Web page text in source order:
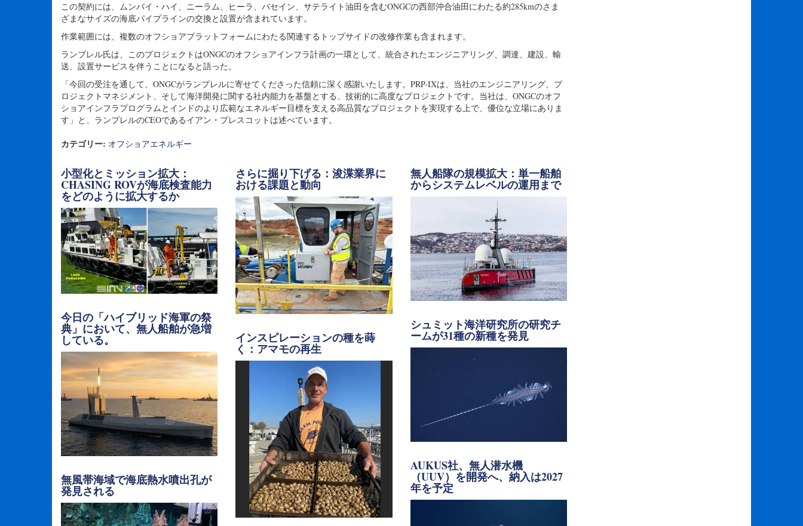
この契約には、ムンバイ・ハイ、ニーラム、ヒーラ、バセイン、サテライト油田を含むONGCの西部沖合油田にわたる約285kmのさま
ざまなサイズの海底パイプラインの交換と設置が含まれています。
作業範囲には、複数のオフショアプラットフォームにわたる関連するトップサイドの改修作業も含まれます。
ランプレル氏は、このプロジェクトはONGCのオフショアインフラ計画の一環として、統合されたエンジニアリング、調達、建設、輸
送、設置サービスを伴うことになると語った。
「今回の受注を通して、ONGCがランプレルに寄せてくださった信頼に深く感謝いたします。PRP-IXは、当社のエンジニアリング、プ
ロジェクトマネジメント、そして海洋開発に関する社内能力を基盤とする、技術的に高度なプロジェクトです。当社は、ONGCのオフ
ショアインフラプログラムとインドのより広範なエネルギー目標を支える高品質なプロジェクトを実現する上で、優位な立場にありま
す」と、ランプレルのCEOであるイアン・プレスコットは述べています。
カテゴリー: オフショアエネルギー
小型化とミッション拡大：
CHASING ROVが海底検査能力
をどのように拡大するか
今日の「ハイブリッド海軍の祭
典」において、無人船舶が急増
している。
無風帯海域で海底熱水噴出孔が
発見される
さらに掘り下げる：浚渫業界に
おける課題と動向
インスピレーションの種を蒔
く：アマモの再生
無人船隊の規模拡大：単一船舶
からシステムレベルの運用まで
シュミット海洋研究所の研究チ
ームが31種の新種を発見
AUKUS社、無人潜水機
（UUV）を開発へ、納入は2027
年を予定